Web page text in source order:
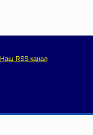
Наш RSS канал